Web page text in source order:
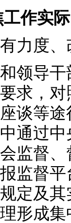
工作实
度、
导干
求，
谈等
通过
监督
监督
定及
形成